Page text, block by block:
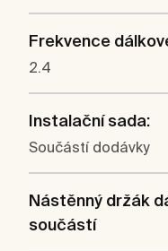
Frekvence
2.4
Instalační sada:
Součástí dodávky
Nástěnný držák
součástí